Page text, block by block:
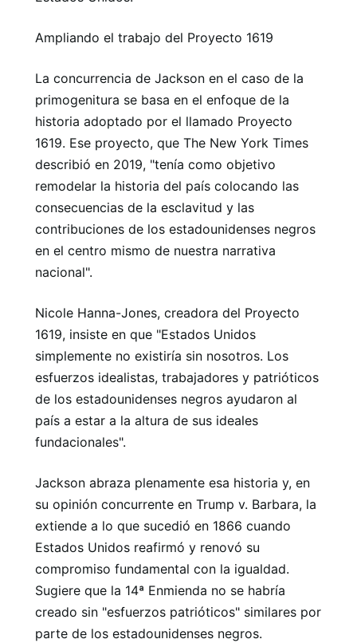
Ampliando el trabajo del Proyecto 1619
La concurrencia de Jackson en el caso de la
primogenitura se basa en el enfoque de la
historia adoptado por el llamado Proyecto
1619. Ese proyecto, que The New York Times
describió en 2019, "tenía como objetivo
remodelar la historia del país colocando las
consecuencias de la esclavitud y las
contribuciones de los estadounidenses negros
en el centro mismo de nuestra narrativa
nacional".
Nicole Hanna-Jones, creadora del Proyecto
1619, insiste en que "Estados Unidos
simplemente no existiría sin nosotros. Los
esfuerzos idealistas, trabajadores y patrióticos
de los estadounidenses negros ayudaron al
país a estar a la altura de sus ideales
fundacionales".
Jackson abraza plenamente esa historia y, en
su opinión concurrente en Trump v. Barbara, la
extiende a lo que sucedió en 1866 cuando
Estados Unidos reafirmó y renovó su
compromiso fundamental con la igualdad.
Sugiere que la 14ª Enmienda no se habría
creado sin "esfuerzos patrióticos" similares por
parte de los estadounidenses negros.